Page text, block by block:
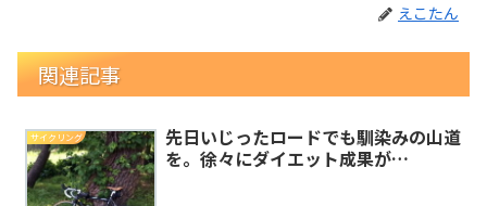
えこたん
関連記事
サイクリング
先日いじったロードでも馴染みの山道
を。徐々にダイエット成果が…